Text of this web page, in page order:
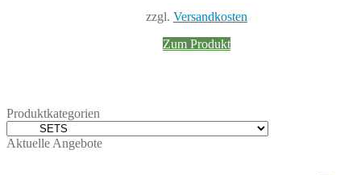
zzgl. Versandkosten
Zum Produkt
Produktkategorien
Aktuelle Angebote